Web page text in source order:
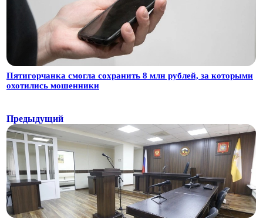
Пятигорчанка смогла сохранить 8 млн рублей, за которыми
охотились мошенники
Предыдущий